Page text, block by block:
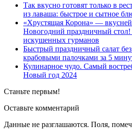
Так вкусно готовят только в
из лаваша: быстрое и сытное
«Хрустящая Корона» —
Новогодний праздничный
искушенных гурманов
Быстрый праздничный салат
крабовыми палочками за 5
Кулинарное чудо. Самый
Новый год 2024
Станьте первым!
Оставьте комментарий
Данные не разглашаются. Поля,